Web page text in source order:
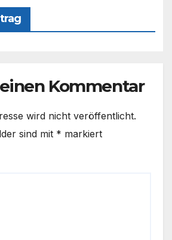
Kommentar
wird nicht veröffentlicht.
sind mit * markiert